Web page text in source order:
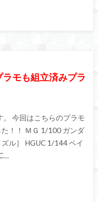
ラモも組立済みプラ
今回はこちらのプラモ
！！ ＭＧ 1/100 ガンダ
ル］ HGUC 1/144 ペイ